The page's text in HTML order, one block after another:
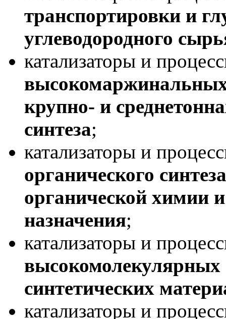
транспортировки и
углеводородного
катализаторы и
крупно- и
синтеза;
катализаторы и
органического
органической химии
назначения;
катализаторы и
высокомолекулярных
синтетических
катализаторы и